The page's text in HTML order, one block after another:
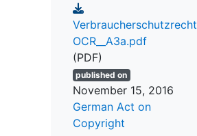
Verbraucherschutzrecht
OCR__A3a.pdf
(PDF)
published on
November 15, 2016
German Act on
Copyright